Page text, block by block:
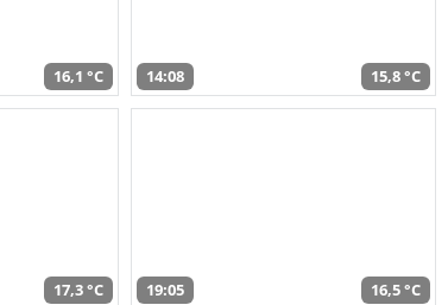
16,1 °C 14:08 15,8 °C
17,3 °C 19:05 16,5 °C